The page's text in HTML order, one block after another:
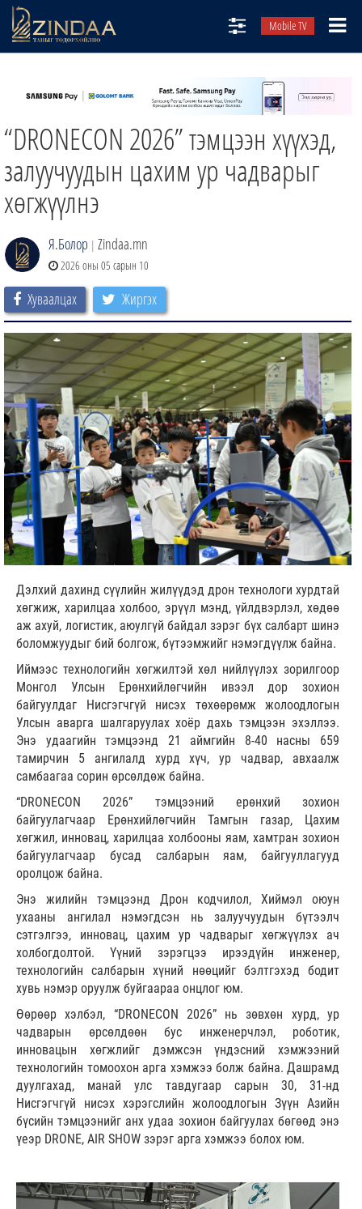
Mobile TV
ТВ8
ӨГЛӨӨНИЙ СОНИН
ЗИНДАА СЭТГҮҮЛ
“DRONECON 2026” тэмцээн хүүхэд,
залуучуудын цахим ур чадварыг
хөгжүүлнэ
Я.Болор | Zindaa.mn
2026 оны 05 сарын 10
Хуваалцах Жиргэх
Дэлхий дахинд сүүлийн жилүүдэд дрон технологи хурдтай
хөгжиж, харилцаа холбоо, эрүүл мэнд, үйлдвэрлэл, хөдөө
аж ахуй, логистик, аюулгүй байдал зэрэг бүх салбарт шинэ
боломжуудыг бий болгож, бүтээмжийг нэмэгдүүлж байна.
Иймээс технологийн хөгжилтэй хөл нийлүүлэх зорилгоор
Монгол Улсын Ерөнхийлөгчийн ивээл дор зохион
байгуулдаг Нисгэгчгүй нисэх төхөөрөмж жолоодлогын
Улсын аварга шалгаруулах хоёр дахь тэмцээн эхэллээ.
Энэ удаагийн тэмцээнд 21 аймгийн 8-40 насны 659
тамирчин 5 ангилалд хурд хүч, ур чадвар, авхаалж
самбаагаа сорин өрсөлдөж байна.
“DRONECON 2026” тэмцээний ерөнхий зохион
байгуулагчаар Ерөнхийлөгчийн Тамгын газар, Цахим
хөгжил, инновац, харилцаа холбооны яам, хамтран зохион
байгуулагчаар бусад салбарын яам, байгууллагууд
оролцож байна.
Энэ жилийн тэмцээнд Дрон кодчилол, Хиймэл оюун
ухааны ангилал нэмэгдсэн нь залуучуудын бүтээлч
сэтгэлгээ, инновац, цахим ур чадварыг хөгжүүлэх ач
холбогдолтой. Үүний зэрэгцээ ирээдүйн инженер,
технологийн салбарын хүний нөөцийг бэлтгэхэд бодит
хувь нэмэр оруулж буйгаараа онцлог юм.
Өөрөөр хэлбэл, “DRONECON 2026” нь зөвхөн хурд, ур
чадварын өрсөлдөөн бус инженерчлэл, роботик,
инновацын хөгжлийг дэмжсэн үндэсний хэмжээний
технологийн томоохон арга хэмжээ болж байна. Дашрамд
дуулгахад, манай улс тавдугаар сарын 30, 31-нд
Нисгэгчгүй нисэх хэрэгслийн жолоодлогын Зүүн Азийн
бүсийн тэмцээнийг анх удаа зохион байгуулах бөгөөд энэ
үеэр DRONE, AIR SHOW зэрэг арга хэмжээ болох юм.